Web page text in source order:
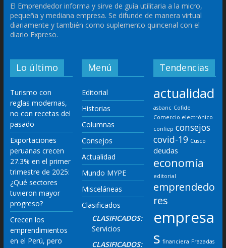
El Emprendedor informa y sirve de guía utilitaria a la micro,
pequeña y mediana empresa. Se difunde de manera virtual
diariamente y también como suplemento quincenal con el
diario Expreso.
Lo último
Turismo con
reglas modernas,
no con recetas del
pasado
Exportaciones
peruanas crecen
27.3% en el primer
trimestre de 2025:
¿Qué sectores
tuvieron mayor
progreso?
Crecen los
emprendimientos
en el Perú, pero
Menú
Editorial
Historias
Columnas
Consejos
Actualidad
Mundo MYPE
Misceláneas
Clasificados
CLASIFICADOS:
Servicios
CLASIFICADOS:
Tendencias
actualidad
asbanc Cofide
Comercio electrónico
confiep consejos
covid-19 Cusco
deudas
economía
editorial
emprendedo
res
empresa
s financiera Frazadas